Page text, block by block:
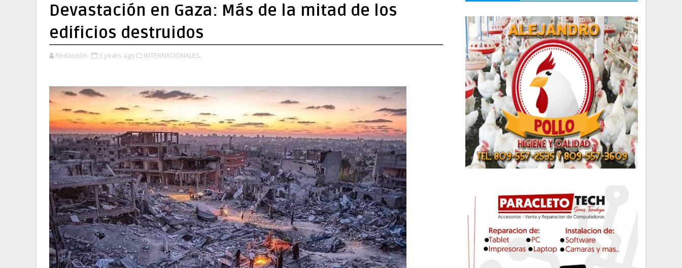
Devastación en Gaza: Más de la mitad de los
edificios destruidos
Redacción 3 years ago INTERNACIONALES,